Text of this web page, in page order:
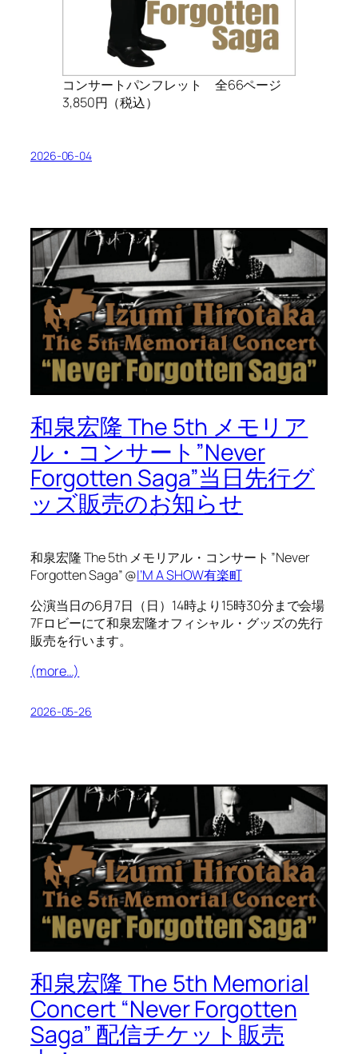
コンサートパンフレット 全66ページ
3,850円（税込）
2026-06-04
和泉宏隆 The 5th メモリア
ル・コンサート”Never
Forgotten Saga”当日先行グ
ッズ販売のお知らせ
和泉宏隆 The 5th メモリアル・コンサート ”Never
Forgotten Saga” @I’M A SHOW有楽町
公演当日の6月7日（日）14時より15時30分まで会場
7Fロビーにて和泉宏隆オフィシャル・グッズの先行
販売を行います。
(more…)
2026-05-26
和泉宏隆 The 5th Memorial
Concert “Never Forgotten
Saga” 配信チケット販売